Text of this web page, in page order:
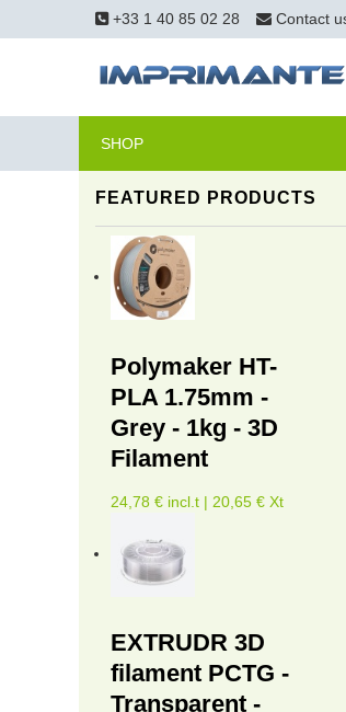
+33 1 40 85 02 28 Contact
SHOP
FEATURED PRODUCTS
Polymaker HT-
PLA 1.75mm -
Grey - 1kg - 3D
Filament
24,78 € incl.t | 20,65 € Xt
EXTRUDR 3D
filament PCTG -
Transparent -